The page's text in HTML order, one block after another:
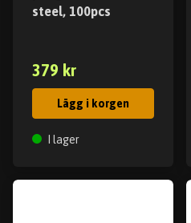
steel, 100pcs
379 kr
Lägg i korgen
I lager